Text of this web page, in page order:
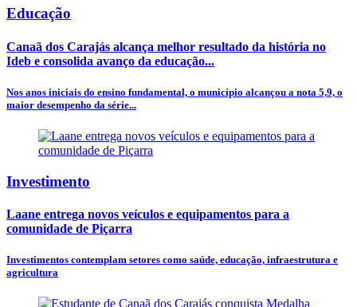
Educação
Canaã dos Carajás alcança melhor resultado da história no
Ideb e consolida avanço da educação...
Nos anos iniciais do ensino fundamental, o município alcançou a nota 5,9, o
maior desempenho da série...
Investimento
Laane entrega novos veículos e equipamentos para a
comunidade de Piçarra
Investimentos contemplam setores como saúde, educação, infraestrutura e
agricultura